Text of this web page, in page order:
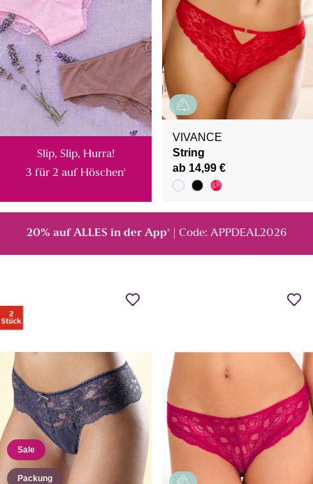
Slip, Slip, Hurra!
3 für 2 auf Höschen¹
VIVANCE
String
ab 14,99 €
20% auf ALLES in der App² | Code: APPDEAL2026
Sale
Packung